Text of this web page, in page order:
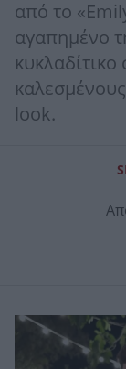
από το
αγαπημένο
look.